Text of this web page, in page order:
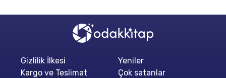
Gizlilik İlkesi
Kargo ve Teslimat
Yeniler
Çok satanlar